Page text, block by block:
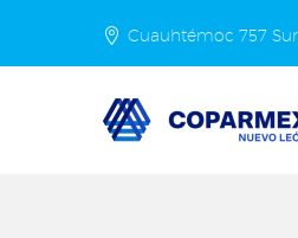
Cuauhtémoc 757